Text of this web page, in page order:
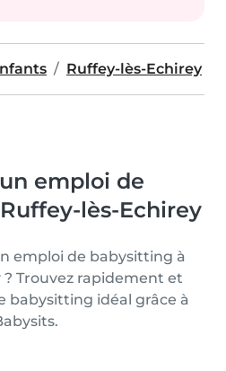
Ruffey-lès-Echirey
emploi de
lès-Echirey
emploi de babysitting à
Trouvez rapidement et
babysitting idéal grâce à